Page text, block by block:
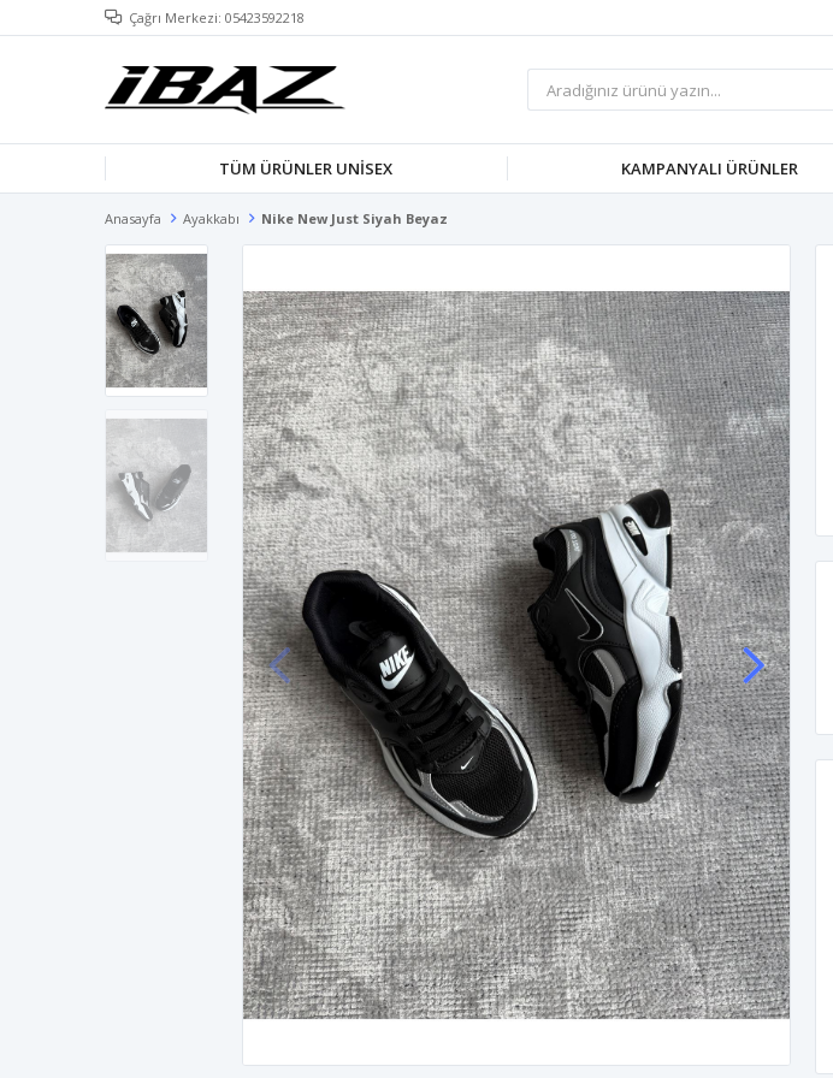
Çağrı Merkezi: 05423592218
TÜM ÜRÜNLER UNISEX KAMPANYALI ÜRÜNLER
Anasayfa Ayakkabı Nike New Just Siyah Beyaz